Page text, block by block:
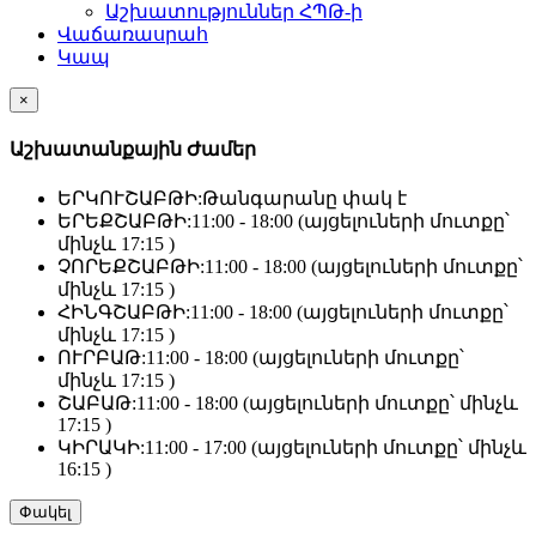
Աշխատություններ ՀՊԹ-ի
Վաճառասրահ
Կապ
×
Աշխատանքային Ժամեր
ԵՐԿՈՒՇԱԲԹԻ:Թանգարանը փակ է
ԵՐԵՔՇԱԲԹԻ:11:00 - 18:00 (այցելուների մուտքը՝
մինչև 17:15 )
ՉՈՐԵՔՇԱԲԹԻ:11:00 - 18:00 (այցելուների մուտքը՝
մինչև 17:15 )
ՀԻՆԳՇԱԲԹԻ:11:00 - 18:00 (այցելուների մուտքը՝
մինչև 17:15 )
ՈՒՐԲԱԹ:11:00 - 18:00 (այցելուների մուտքը՝
մինչև 17:15 )
ՇԱԲԱԹ:11:00 - 18:00 (այցելուների մուտքը՝ մինչև
17:15 )
ԿԻՐԱԿԻ:11:00 - 17:00 (այցելուների մուտքը՝ մինչև
16:15 )
Փակել